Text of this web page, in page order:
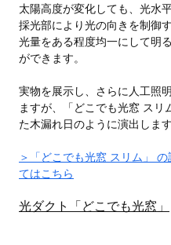
太陽高度が変化しても、光水
採光部により光の向きを制御
光量をある程度均一にして明
ができます。
実物を展示し、さらに人工照
ますが、「どこでも光窓 スリ
た木漏れ日のように演出します
＞「どこでも光窓 スリム」
てはこちら
光ダクト「どこでも光窓」